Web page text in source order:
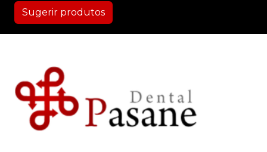
Sugerir produtos